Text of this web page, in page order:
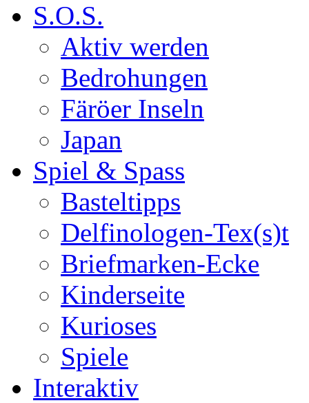
S.O.S.
Aktiv werden
Bedrohungen
Färöer Inseln
Japan
Spiel & Spass
Basteltipps
Delfinologen-Tex(s)t
Briefmarken-Ecke
Kinderseite
Kurioses
Spiele
Interaktiv